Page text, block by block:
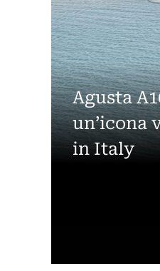
Agusta
un’icona
in Italy